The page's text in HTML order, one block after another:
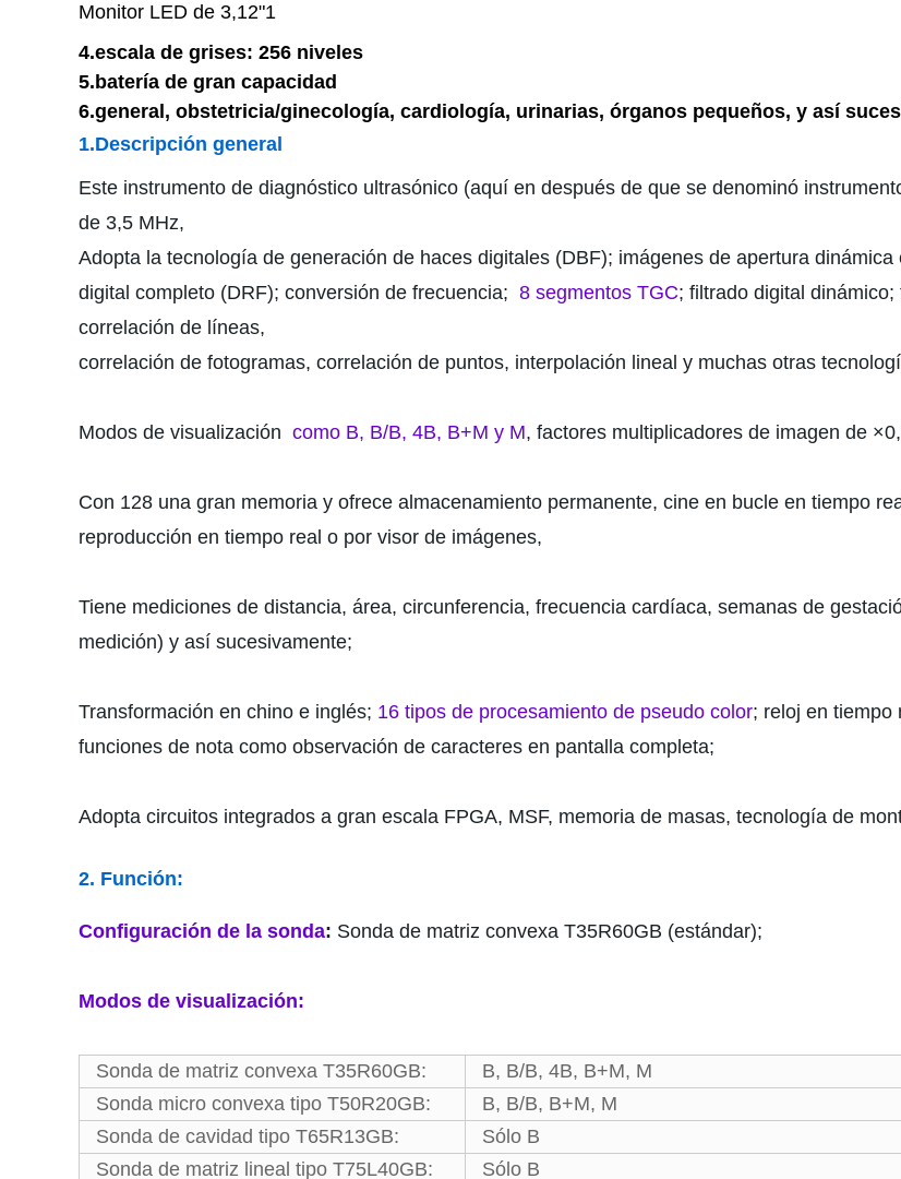
Monitor LED de 3,12"1
4.escala de grises: 256 niveles
5.batería de gran capacidad
6.general, obstetricia/ginecología, cardiología, urinarias, órganos pequeños, y así
1.Descripción general
Este instrumento de diagnóstico ultrasónico (aquí en después de que se denominó
de 3,5 MHz,
Adopta la tecnología de generación de haces digitales (DBF); imágenes de apertura
digital completo (DRF); conversión de frecuencia; 8 segmentos TGC; filtrado digital
correlación de líneas,
correlación de fotogramas, correlación de puntos, interpolación lineal y muchas otras
Modos de visualización como B, B/B, 4B, B+M y M, factores multiplicadores de imagen de
Con 128 una gran memoria y ofrece almacenamiento permanente, cine en bucle en tiempo
reproducción en tiempo real o por visor de imágenes,
Tiene mediciones de distancia, área, circunferencia, frecuencia cardíaca, semanas de
medición) y así sucesivamente;
Transformación en chino e inglés; 16 tipos de procesamiento de pseudo color; reloj en tiempo
funciones de nota como observación de caracteres en pantalla completa;
Adopta circuitos integrados a gran escala FPGA, MSF, memoria de masas, tecnología de
2. Función:
Configuración de la sonda: Sonda de matriz convexa T35R60GB (estándar);
Modos de visualización:
Sonda de matriz convexa T35R60GB:
B, B/B, 4B, B+M, M
Sonda micro convexa tipo T50R20GB:
B, B/B, B+M, M
Sonda de cavidad tipo T65R13GB:
Sólo B
Sonda de matriz lineal tipo T75L40GB:
Sólo B